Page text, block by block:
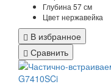
Глубина 57 см
Цветнержавейка
В избранное
Сравнить